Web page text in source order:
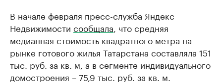
В начале февраля пресс-служба Яндекс
Недвижимости сообщала , что средняя
медианная стоимость квадратного метра на
рынке готового жилья Татарстана составляла 151
тыс. руб. за кв. м, а в сегменте индивидуального
домостроения – 75,9 тыс. руб. за кв. м.